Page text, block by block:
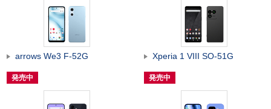
arrows We3 F-52G
発売中
Xperia 1 VIII SO-51G
発売中